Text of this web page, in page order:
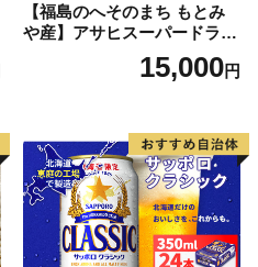
【福島のへそのまち もとみ
や産】アサヒスーパードライ
350ml×24本 合計8.4L 1ケー
ス アルコール度数5% 缶ビー
口 送料無料 カメイ 本宮市
【07214-0206】
15,000円